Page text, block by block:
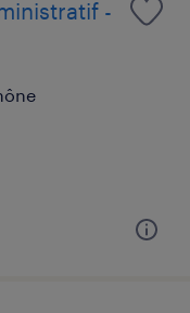
-